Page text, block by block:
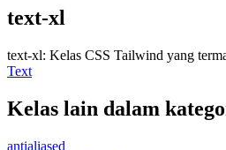
text-xl
text-xl: Kelas CSS Tailwind yang
Text
Kelas lain dalam
antialiased